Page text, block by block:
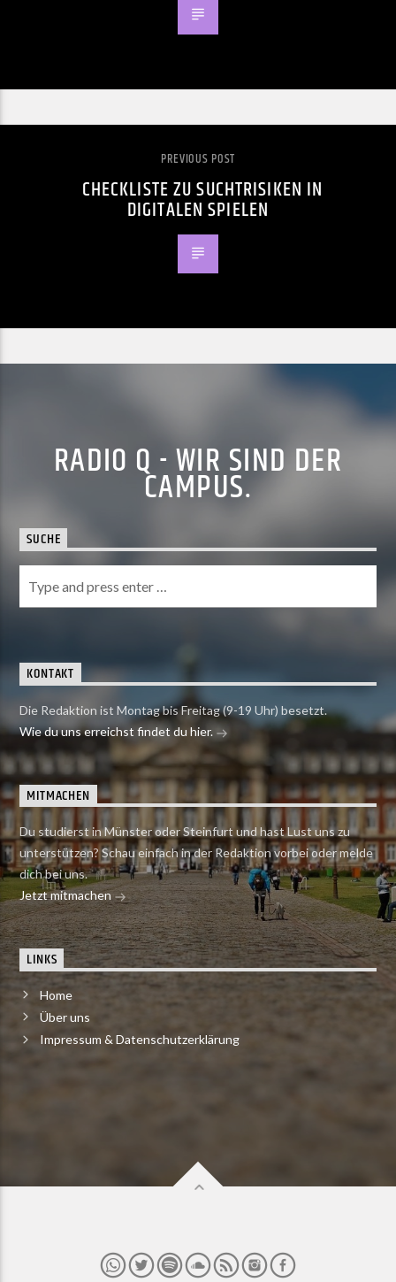
PREVIOUS POST
CHECKLISTE ZU SUCHTRISIKEN IN
DIGITALEN SPIELEN
RADIO Q - WIR SIND DER
CAMPUS.
SUCHE
KONTAKT
Die Redaktion ist Montag bis Freitag (9-19 Uhr) besetzt.
Wie du uns erreichst findet du hier.
MITMACHEN
Du studierst in Münster oder Steinfurt und hast Lust uns zu
unterstützen? Schau einfach in der Redaktion vorbei oder melde
dich bei uns.
Jetzt mitmachen
LINKS
Home
Über uns
Impressum & Datenschutzerklärung